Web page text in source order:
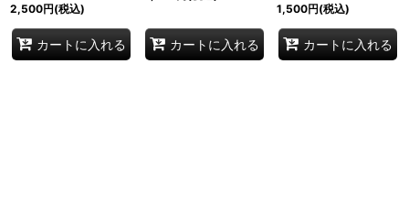
2,500円(税込)
カートに入れる カートに入れる
1,500円(税込)
カートに入れる